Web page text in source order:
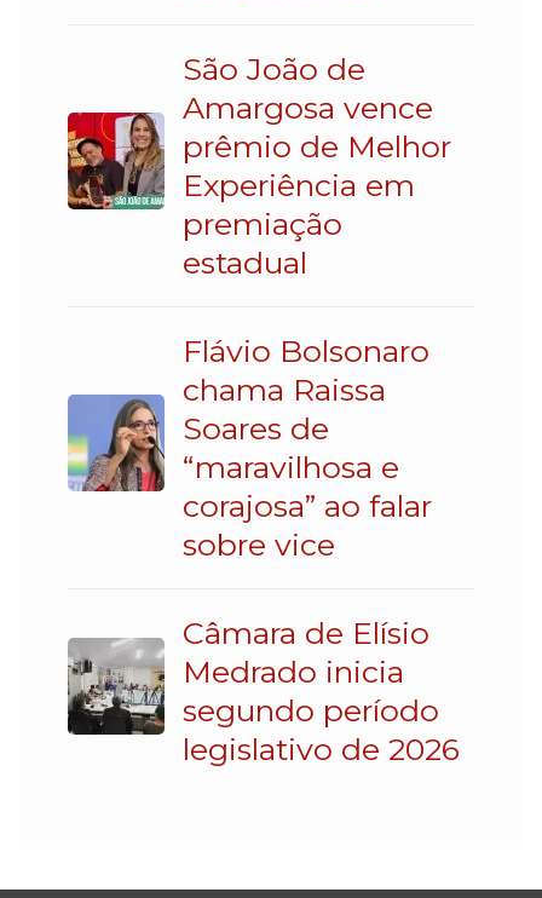
São João de
Amargosa vence
prêmio de Melhor
Experiência em
premiação
estadual
Flávio Bolsonaro
chama Raissa
Soares de
“maravilhosa e
corajosa” ao falar
sobre vice
Câmara de Elísio
Medrado inicia
segundo período
legislativo de 2026